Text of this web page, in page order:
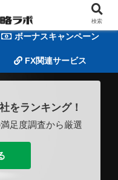
ボーナスキャンペーン
FX関連サービス
をランキング！
足度調査から厳選
検索